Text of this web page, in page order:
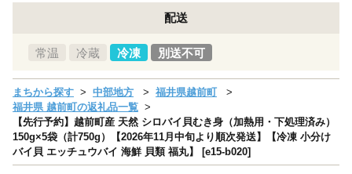
配送
常温 冷蔵 冷凍 別送不可
まちから探す 中部地方
福井県越前町
福井県 越前町の返礼品一覧
【先行予約】越前町産 天然 シロバイ貝むき身（加熱用・下処理済み）
150g×5袋（計750g）【2026年11月中旬より順次発送】【冷凍 小分け
バイ貝 エッチュウバイ 海鮮 貝類 福丸】 [e15-b020]